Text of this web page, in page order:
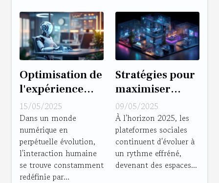
Optimisation de
l'expérience
utilisateur avec
les chatbots
d'entreprise
15/05/2025
Dans un monde
numérique en
perpétuelle évolution,
l'interaction humaine
se trouve constamment
redéfinie par...
Stratégies pour
maximiser
l'engagement
sur les
plateformes
sociales en 2025
09/05/2025
À l'horizon 2025, les
plateformes sociales
continuent d'évoluer à
un rythme effréné,
devenant des espaces...